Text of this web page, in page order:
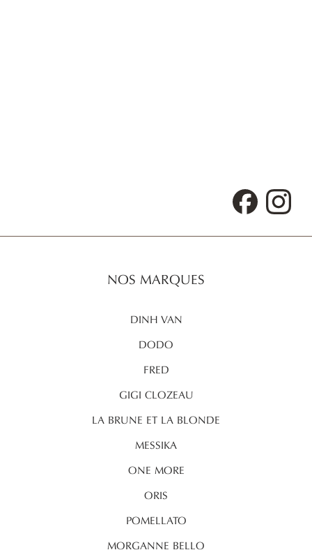
Facebook
NOS MARQUES
DINH VAN
DODO
FRED
GIGI CLOZEAU
LA BRUNE ET LA BLONDE
MESSIKA
ONE MORE
ORIS
POMELLATO
MORGANNE BELLO